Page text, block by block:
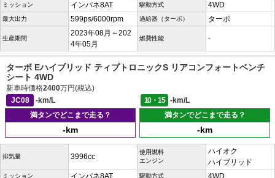
ミッション インパネ8AT 駆動方式 4WD
最大出力 599ps/6000rpm 過給器（ターボ） ターボ
生産期間
2023年08月～202
4年05月
燃費性能 -
ターボ Eハイブリッド ティプトロニックS リアコンフォートベンチ
シート 4WD
新車時価格2400万円(税込)
JC08
-km/L 10・15
-km/L
満タンでどこまで走る？
-km
満タンでどこまで走る？
-km
排気量 3996cc
使用燃料
エンジン
ハイオク
ハイブリッド
ミッション 駆動方式